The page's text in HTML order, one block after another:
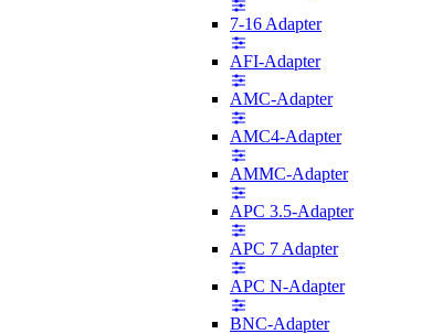
7-16 Adapter
AFI-Adapter
AMC-Adapter
AMC4-Adapter
AMMC-Adapter
APC 3.5-Adapter
APC 7 Adapter
APC N-Adapter
BNC-Adapter